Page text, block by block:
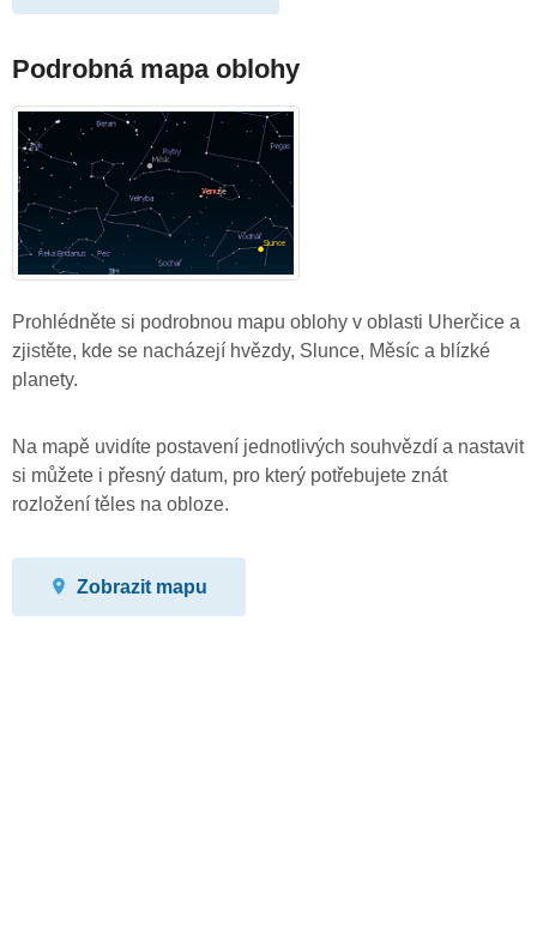
Podrobná mapa oblohy
Prohlédněte si podrobnou mapu oblohy v oblasti Uherčice a
zjistěte, kde se nacházejí hvězdy, Slunce, Měsíc a blízké
planety.
Na mapě uvidíte postavení jednotlivých souhvězdí a nastavit
si můžete i přesný datum, pro který potřebujete znát
rozložení těles na obloze.
Zobrazit mapu